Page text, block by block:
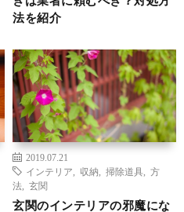
法を紹介
2019.07.21
インテリア
収納 掃除道具
方
法
玄関
玄関のインテリアの邪魔にな